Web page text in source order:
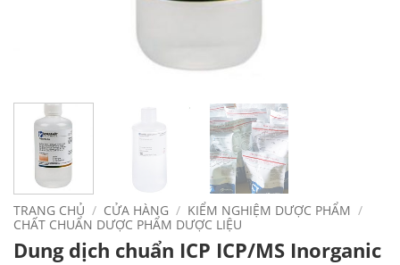
TRANG CHỦ / CỬA HÀNG / KIỂM NGHIỆM DƯỢC PHẨM /
CHẤT CHUẨN DƯỢC PHẨM DƯỢC LIỆU
Dung dịch chuẩn ICP ICP/MS Inorganic